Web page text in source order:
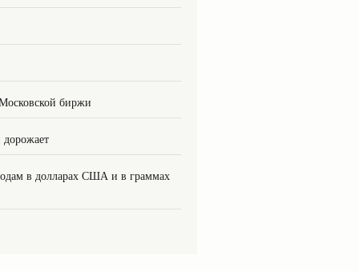
биржи
в долларах США и в граммах